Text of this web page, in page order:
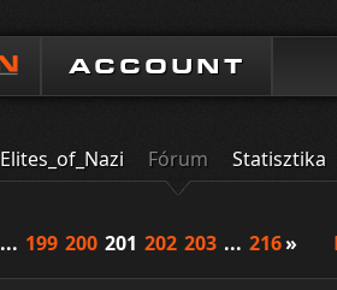
ACCOUNT
Elites_of_Nazi Fórum Statisztika
... 199 200 201 202 203 ... 216»